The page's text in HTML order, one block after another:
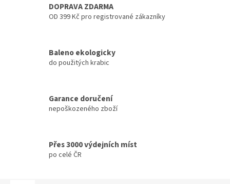
DOPRAVA ZDARMA
OD 399 Kč pro registrované zákazníky
Baleno ekologicky
do použitých krabic
Garance doručení
nepoškozeného zboží
Přes 3000 výdejních míst
po celé ČR